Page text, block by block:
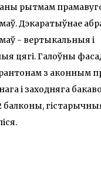
рытмам
Дэкаратыўнае
- вертыкальныя і
цягі. Галоўны
з аконным
і заходняга